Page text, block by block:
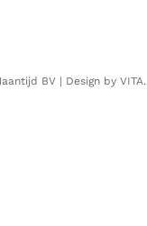
BV | Design by VITA.